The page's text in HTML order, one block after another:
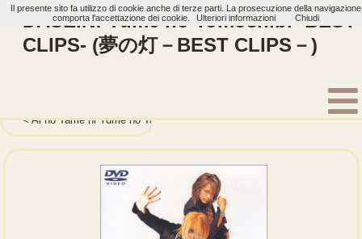
DASEIN: Yume no Tomoshibi -BEST
CLIPS- (夢の灯－BEST CLIPS－)
Ai no Tame ni Yume no Tame ni (愛のために 夢のために)
Il presente sito fa utilizzo di cookie anche di terze parti. La prosecuzione della navigazione
comporta l'accettazione dei cookie.
Ulteriori informazioni Chiudi